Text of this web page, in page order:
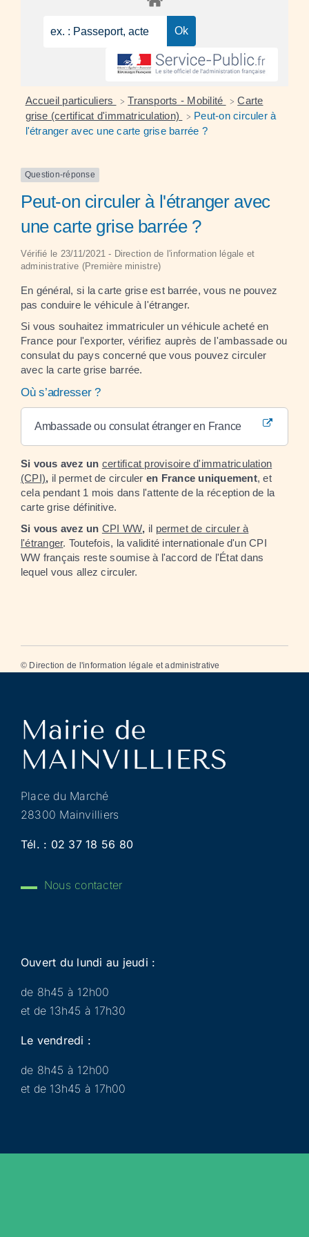
Accueil particuliers > Transports - Mobilité > Carte
grise (certificat d'immatriculation)
> Peut-on circuler à
l'étranger avec une carte grise barrée ?
Question-réponse
Peut-on circuler à l'étranger avec
une carte grise barrée ?
Vérifié le 23/11/2021 - Direction de l'information légale et
administrative (Première ministre)
En général, si la carte grise est barrée, vous ne pouvez
pas conduire le véhicule à l'étranger.
Si vous souhaitez immatriculer un véhicule acheté en
France pour l'exporter, vérifiez auprès de l'ambassade ou
consulat du pays concerné que vous pouvez circuler
avec la carte grise barrée.
Où s’adresser ?
Ambassade ou consulat étranger en France
Si vous avez un certificat provisoire d'immatriculation
(CPI), il permet de circuler en France uniquement, et
cela pendant 1 mois dans l'attente de la réception de la
carte grise définitive.
Si vous avez un CPI WW, il permet de circuler à
l'étranger. Toutefois, la validité internationale d'un CPI
WW français reste soumise à l'accord de l'État dans
lequel vous allez circuler.
© Direction de l'information légale et administrative
Place du Marché
28300 Mainvilliers
Tél. : 02 37 18 56 80
Nous contacter
Ouvert du lundi au jeudi :
de 8h45 à 12h00
et de 13h45 à 17h30
Le vendredi :
de 8h45 à 12h00
et de 13h45 à 17h00